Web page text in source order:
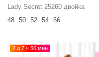
Lady Secret 25260 двойка
48
50 52 54 56
2 д 7 ч 56 мин